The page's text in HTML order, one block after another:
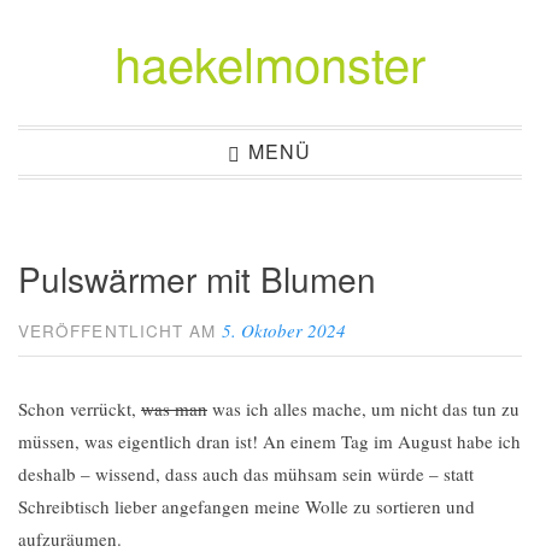
haekelmonster
MENÜ
Pulswärmer mit Blumen
VERÖFFENTLICHT AM5. Oktober 2024
Schon verrückt, was man was ich alles mache, um nicht das tun zu
müssen, was eigentlich dran ist! An einem Tag im August habe ich
deshalb – wissend, dass auch das mühsam sein würde – statt
Schreibtisch lieber angefangen meine Wolle zu sortieren und
aufzuräumen.